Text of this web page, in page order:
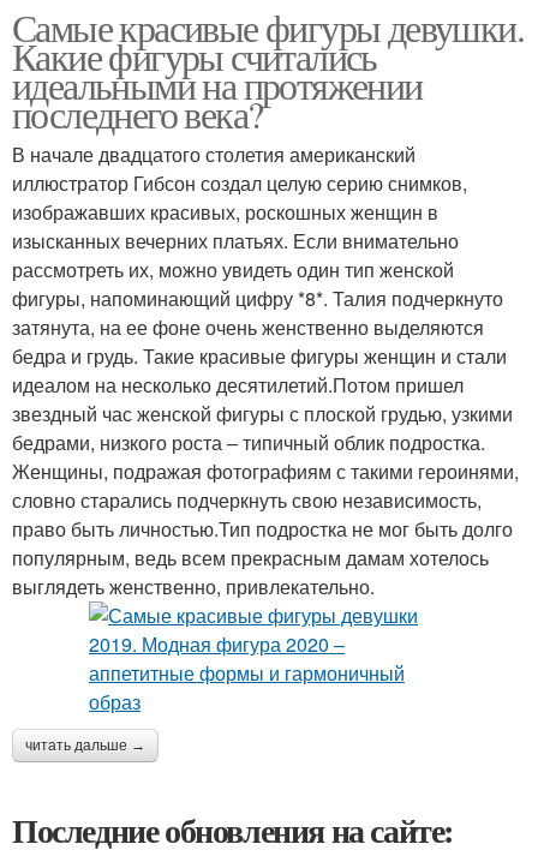
Самые красивые фигуры девушки.
Какие фигуры считались
идеальными на протяжении
последнего века?
В начале двадцатого столетия американский
иллюстратор Гибсон создал целую серию снимков,
изображавших красивых, роскошных женщин в
изысканных вечерних платьях. Если внимательно
рассмотреть их, можно увидеть один тип женской
фигуры, напоминающий цифру *8*. Талия подчеркнуто
затянута, на ее фоне очень женственно выделяются
бедра и грудь. Такие красивые фигуры женщин и стали
идеалом на несколько десятилетий.Потом пришел
звездный час женской фигуры с плоской грудью, узкими
бедрами, низкого роста – типичный облик подростка.
Женщины, подражая фотографиям с такими героинями,
словно старались подчеркнуть свою независимость,
право быть личностью.Тип подростка не мог быть долго
популярным, ведь всем прекрасным дамам хотелось
выглядеть женственно, привлекательно.
читать дальше →
Последние обновления на сайте: